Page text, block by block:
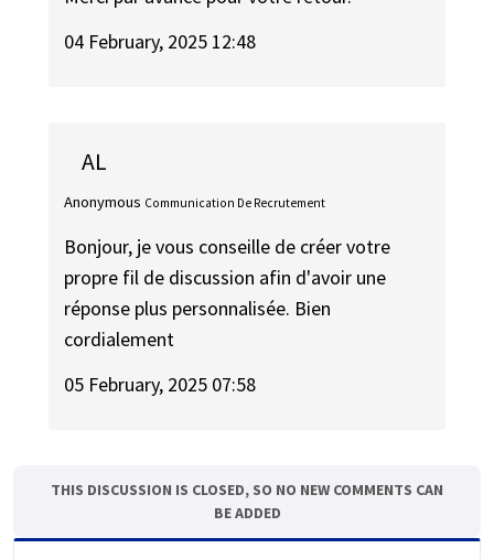
04 February, 2025 12:48
AL
Anonymous Communication De Recrutement
Bonjour, je vous conseille de créer votre
propre fil de discussion afin d'avoir une
réponse plus personnalisée. Bien
cordialement
05 February, 2025 07:58
THIS DISCUSSION IS CLOSED, SO NO NEW COMMENTS CAN
BE ADDED